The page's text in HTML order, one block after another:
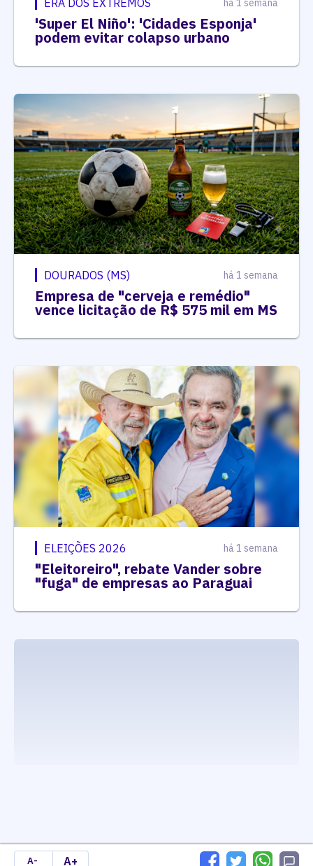
A- A+
há 1 semana
'Super El Niño': 'Cidades Esponja'
podem evitar colapso urbano
DOURADOS (MS) há 1 semana
Empresa de "cerveja e remédio"
vence licitação de R$ 575 mil em MS
ELEIÇÕES 2026 há 1 semana
"Eleitoreiro", rebate Vander sobre
"fuga" de empresas ao Paraguai